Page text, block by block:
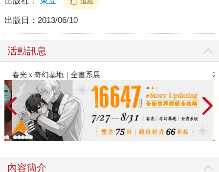
出版日： 2013/06/10
活動訊息
春光ｘ奇幻基地｜全書系展
內容簡介